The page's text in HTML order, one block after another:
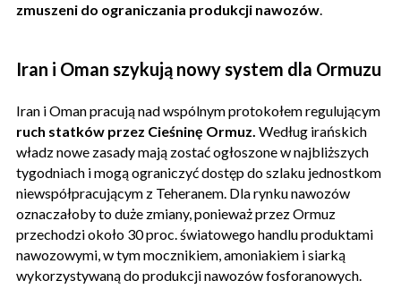
zmuszeni do ograniczania produkcji nawozów.
Iran i Oman szykują nowy system dla Ormuzu
Iran i Oman pracują nad wspólnym protokołem regulującym
ruch statków przez Cieśninę Ormuz. Według irańskich
władz nowe zasady mają zostać ogłoszone w najbliższych
tygodniach i mogą ograniczyć dostęp do szlaku jednostkom
niewspółpracującym z Teheranem. Dla rynku nawozów
oznaczałoby to duże zmiany, ponieważ przez Ormuz
przechodzi około 30 proc. światowego handlu produktami
nawozowymi, w tym mocznikiem, amoniakiem i siarką
wykorzystywaną do produkcji nawozów fosforanowych.